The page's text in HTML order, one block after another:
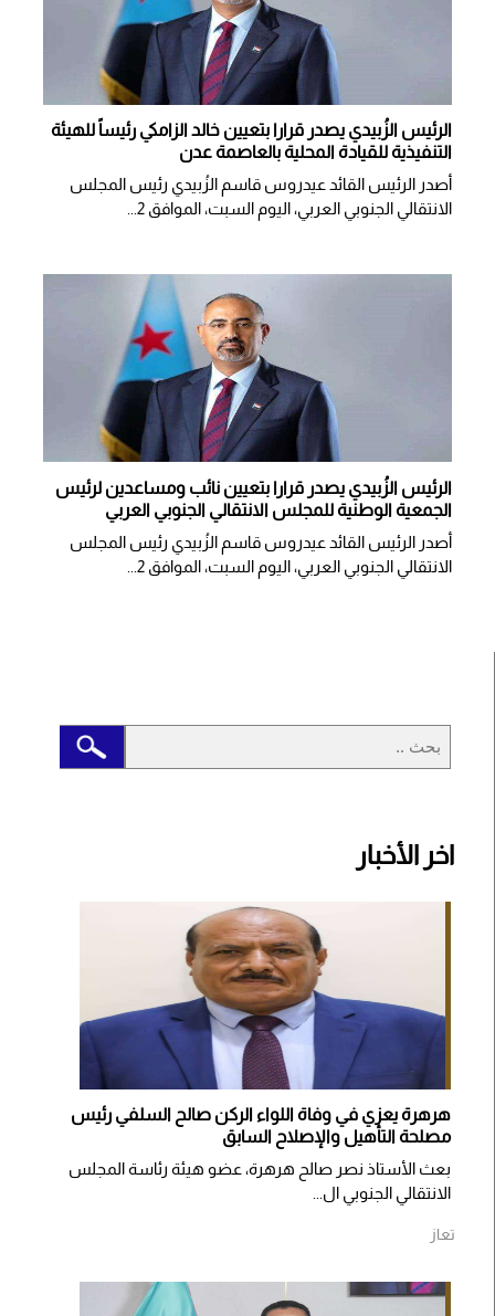
الرئيس الزُبيدي يصدر قرارا بتعيين خالد الزامكي رئيساً للهيئة
التنفيذية للقيادة المحلية بالعاصمة عدن
أصدر الرئيس القائد عيدروس قاسم الزُبيدي رئيس المجلس
الانتقالي الجنوبي العربي، اليوم السبت، الموافق 2...
الرئيس الزُبيدي يصدر قرارا بتعيين نائب ومساعدين لرئيس
الجمعية الوطنية للمجلس الانتقالي الجنوبي العربي
أصدر الرئيس القائد عيدروس قاسم الزُبيدي رئيس المجلس
الانتقالي الجنوبي العربي، اليوم السبت، الموافق 2...
اخر الأخبار
هرهرة يعزي في وفاة اللواء الركن صالح السلفي رئيس
مصلحة التأهيل والإصلاح السابق
بعث الأستاذ نصر صالح هرهرة، عضو هيئة رئاسة المجلس
الانتقالي الجنوبي ال...
تعاز